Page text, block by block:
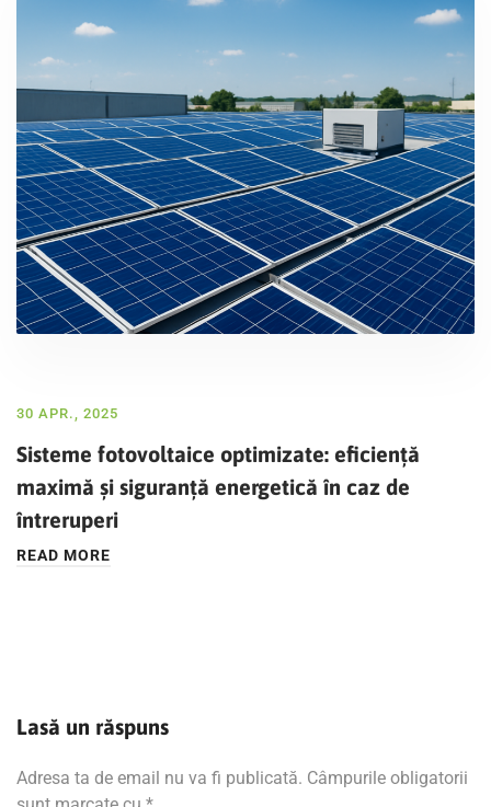
30 APR., 2025
Sisteme fotovoltaice optimizate: eficiență
maximă și siguranță energetică în caz de
întreruperi
READ MORE
Lasă un răspuns
Adresa ta de email nu va fi publicată. Câmpurile obligatorii